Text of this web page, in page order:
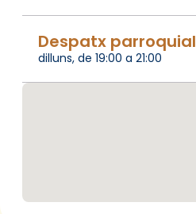
Despatx parroquial
dilluns, de 19:00 a 21:00